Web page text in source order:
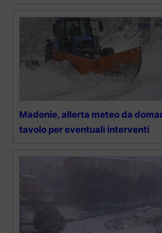
Madonie, allerta meteo da
tavolo per eventuali interventi